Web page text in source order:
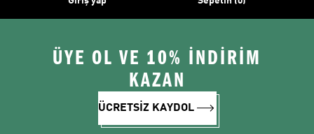
ÜYE OL VE 10% İNDİRİM
KAZAN
ÜCRETSİZ KAYDOL